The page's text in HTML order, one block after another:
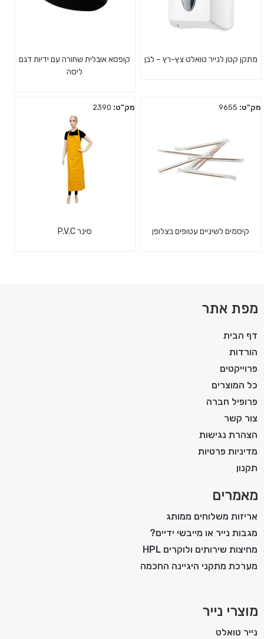
מתקן קטן לנייר טואלט צץ-רץ – לבן
קופסא אובלית שחורה עם ידיות דגם
ליסה
מק"ט:
קיסמים לשיניים עטופים בצלופן
מק"ט:
סינר P.V.C
מפת אתר
דף הבית
הורדות
פרוייקטים
כל המוצרים
פרופיל חברה
צור קשר
הצהרת נגישות
מדיניות פרטיות
תקנון
מאמרים
אריזות משלוחים ממותג
מגבות נייר או מייבשי ידיים?
מחיצות שירותים ולוקרים HPL
מערכת מתקני היגיינה החכמה
מוצרי נייר
נייר טואלט